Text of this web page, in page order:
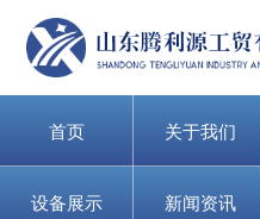
首页 关于我们
设备展示 新闻资讯